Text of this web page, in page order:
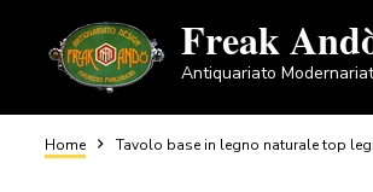
contenuto
principale
Freak
Antiquariato
Briciole
Home Tavolo base in legno naturale top